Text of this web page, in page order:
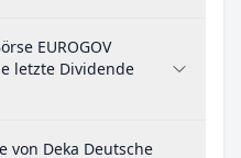
EUROGOV
letzte Dividende
von Deka Deutsche